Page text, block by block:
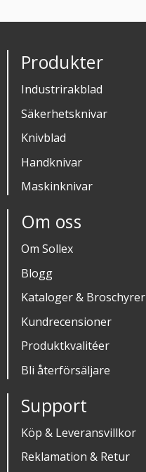
Produkter
Industrirakblad
Säkerhetsknivar
Knivblad
Handknivar
Maskinknivar
Om oss
Om Sollex
Blogg
Kataloger & Broschyrer
Kundrecensioner
Produktkvalitéer
Bli återförsäljare
Support
Köp & Leveransvillkor
Reklamation & Retur